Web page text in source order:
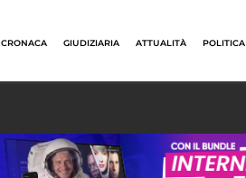
CRONACA GIUDIZIARIA ATTUALITÀ POLITICA